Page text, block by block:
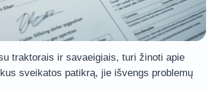
traktorais ir savaeigiais, turi žinoti apie
sveikatos patikrą, jie išvengs problemų